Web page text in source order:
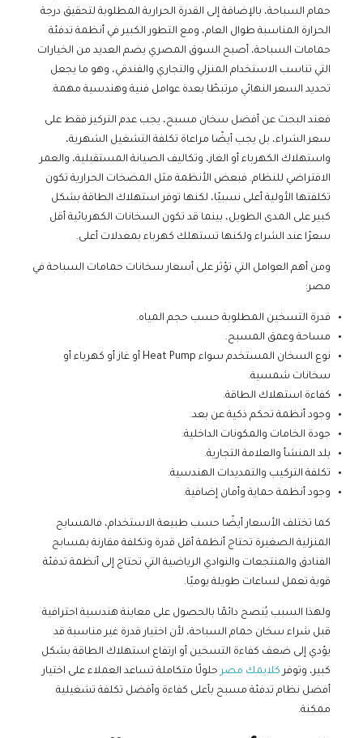
حمام السباحة، بالإضافة إلى القدرة الحرارية المطلوبة لتحقيق درجة
الحرارة المناسبة طوال العام، ومع التطور الكبير في أنظمة تدفئة
حمامات السباحة، أصبح السوق المصري يضم العديد من الخيارات
التي تناسب الاستخدام المنزلي والتجاري والفندقي، وهو ما يجعل
تحديد السعر النهائي مرتبطًا بعدة عوامل فنية وهندسية مهمة.
فعند البحث عن أفضل سخان مسبح، يجب عدم التركيز فقط على
سعر الشراء، بل يجب أيضًا مراعاة تكلفة التشغيل الشهرية،
واستهلاك الكهرباء أو الغاز، وتكاليف الصيانة المستقبلية، والعمر
الافتراضي للنظام. فبعض الأنظمة مثل المضخات الحرارية تكون
تكلفتها الأولية أعلى نسبيًا، لكنها توفر استهلاك الطاقة بشكل
كبير على المدى الطويل، بينما قد تكون السخانات الكهربائية أقل
سعرًا عند الشراء ولكنها تستهلك كهرباء بمعدلات أعلى.
ومن أهم العوامل التي تؤثر على أسعار سخانات حمامات السباحة في
مصر:
قدرة التسخين المطلوبة حسب حجم المياه.
مساحة وعمق المسبح.
نوع السخان المستخدم سواء Heat Pump أو غاز أو كهرباء أو
سخانات شمسية.
كفاءة استهلاك الطاقة.
وجود أنظمة تحكم ذكية عن بعد.
جودة الخامات والمكونات الداخلية.
بلد المنشأ والعلامة التجارية.
تكلفة التركيب والتمديدات الهندسية.
وجود أنظمة حماية وأمان إضافية.
كما تختلف الأسعار أيضًا حسب طبيعة الاستخدام، فالمسابح
المنزلية الصغيرة تحتاج أنظمة أقل قدرة وتكلفة مقارنة بمسابح
الفنادق والمنتجعات والنوادي الرياضية التي تحتاج إلى أنظمة تدفئة
قوية تعمل لساعات طويلة يوميًا.
ولهذا السبب يُنصح دائمًا بالحصول على معاينة هندسية احترافية
قبل شراء سخان حمام السباحة، لأن اختيار قدرة غير مناسبة قد
يؤدي إلى ضعف كفاءة التسخين أو ارتفاع استهلاك الطاقة بشكل
كبير، وتوفركلايمك مصرحلولًا متكاملة تساعد العملاء على اختيار
أفضل نظام تدفئة مسبح بأعلى كفاءة وأفضل تكلفة تشغيلية
ممكنة.